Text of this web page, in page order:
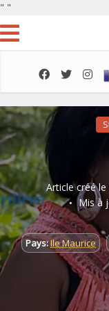
" "
Article créé
Mis à
Pays:Ile Maurice